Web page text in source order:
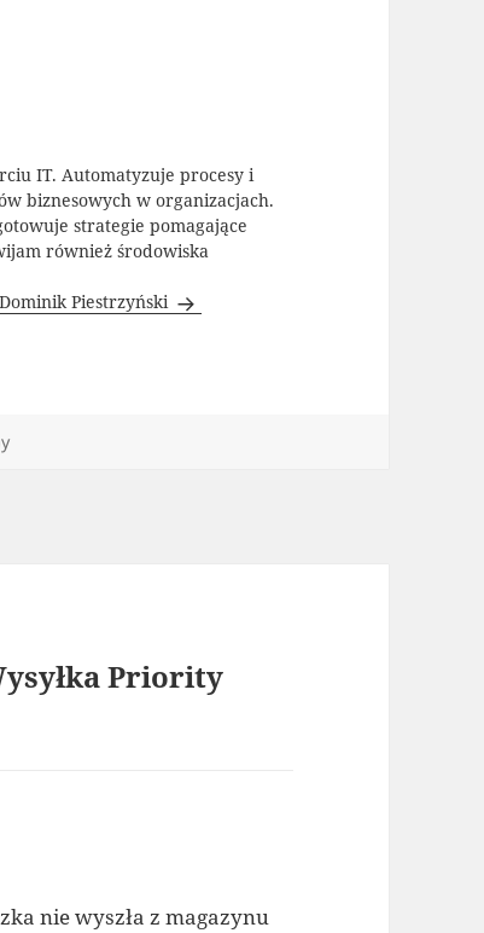
IT. Automatyzuje procesy i
biznesowych w organizacjach.
strategie pomagające
również środowiska
Piestrzyński
Priority
nie wyszła z magazynu